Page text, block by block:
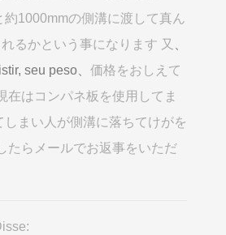
約1000mmの側溝に渡して真ん
るかという事になります 又
seu peso、 価格をおしえて
在はコンパネ板を使用してま
まい人が側溝に落ちてけがを
たらメールでお返事をいただ